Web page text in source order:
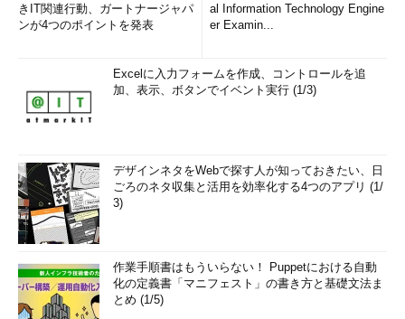
きIT関連行動、ガートナージャパ
ンが4つのポイントを発表
al Information Technology Engine
er Examin...
Excelに入力フォームを作成、コントロールを追
加、表示、ボタンでイベント実行 (1/3)
デザインネタをWebで探す人が知っておきたい、日
ごろのネタ収集と活用を効率化する4つのアプリ (1/
3)
作業手順書はもういらない！ Puppetにおける自動
化の定義書「マニフェスト」の書き方と基礎文法ま
とめ (1/5)